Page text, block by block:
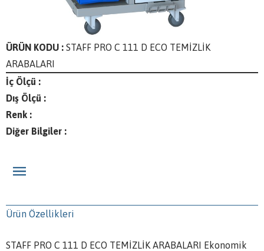
ÜRÜN KODU : STAFF PRO C 111 D ECO TEMİZLİK
ARABALARI
İç Ölçü :
Dış Ölçü :
Renk :
Diğer Bilgiler :
Ürün Özellikleri
STAFF PRO C 111 D ECO TEMİZLİK ARABALARI Ekonomik